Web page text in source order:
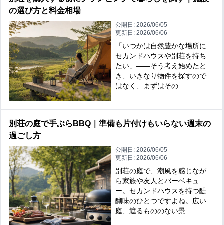
の選び方と料金相場
公開日: 2026/06/05
更新日: 2026/06/06
「いつかは自然豊かな場所に
セカンドハウスや別荘を持ち
たい」——そう考え始めたと
き、いきなり物件を探すので
はなく、まずはその...
別荘の庭で手ぶらBBQ｜準備も片付けもいらない週末の
過ごし方
公開日: 2026/06/05
更新日: 2026/06/06
別荘の庭で、潮風を感じなが
ら家族や友人とバーベキュ
ー。セカンドハウスを持つ醍
醐味のひとつですよね。広い
庭、遮るもののない景...